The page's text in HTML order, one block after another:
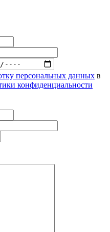
персональных данных в
конфиденциальности